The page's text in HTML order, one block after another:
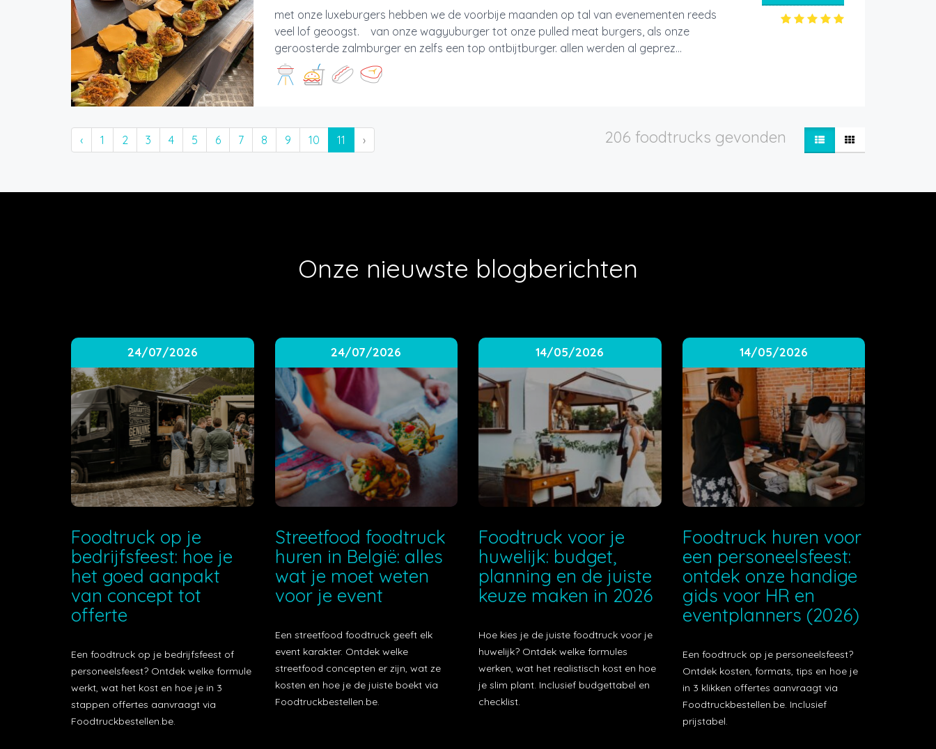
met onze luxeburgers hebben we de voorbije maanden op tal van evenementen reeds
veel lof geoogst. van onze wagyuburger tot onze pulled meat burgers, als onze
geroosterde zalmburger en zelfs een top ontbijtburger. allen werden al geprez...
‹ 1 2 3 4 5 6 7 8 9 10 11 › 206 foodtrucks gevonden
Onze nieuwste blogberichten
24/07/2026
Foodtruck op je
bedrijfsfeest: hoe je
het goed aanpakt
van concept tot
offerte
Een foodtruck op je bedrijfsfeest of
personeelsfeest? Ontdek welke formule
werkt, wat het kost en hoe je in 3
stappen offertes aanvraagt via
Foodtruckbestellen.be.
24/07/2026
Streetfood foodtruck
huren in België: alles
wat je moet weten
voor je event
Een streetfood foodtruck geeft elk
event karakter. Ontdek welke
streetfood concepten er zijn, wat ze
kosten en hoe je de juiste boekt via
Foodtruckbestellen.be.
14/05/2026
Foodtruck voor je
huwelijk: budget,
planning en de juiste
keuze maken in 2026
Hoe kies je de juiste foodtruck voor je
huwelijk? Ontdek welke formules
werken, wat het realistisch kost en hoe
je slim plant. Inclusief budgettabel en
checklist.
14/05/2026
Foodtruck huren voor
een personeelsfeest:
ontdek onze handige
gids voor HR en
eventplanners (2026)
Een foodtruck op je personeelsfeest?
Ontdek kosten, formats, tips en hoe je
in 3 klikken offertes aanvraagt via
Foodtruckbestellen.be. Inclusief
prijstabel.